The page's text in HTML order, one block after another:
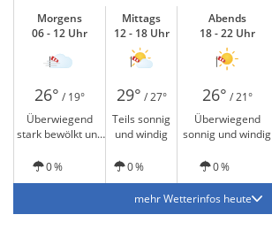
Morgens
06 - 12 Uhr
Mittags
12 - 18 Uhr
Abends
18 - 22 Uhr
26° / 19° 29° / 27° 26° / 21°
Überwiegend
stark bewölkt und
Teils sonnig
und windig
Überwiegend
sonnig und windig
0 % 0 % 0 %
mehr Wetterinfos heute